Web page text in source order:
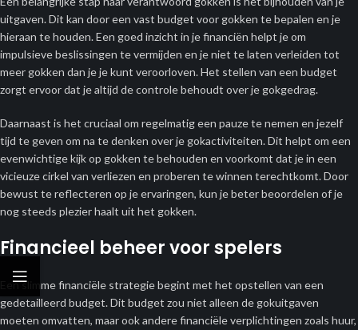
uitgaven. Dit kan door een vast budget voor gokken te bepalen en je
hieraan te houden. Een goed inzicht in je financiën helpt je om
impulsieve beslissingen te vermijden en je niet te laten verleiden tot
meer gokken dan je je kunt veroorloven. Het stellen van een budget
zorgt ervoor dat je altijd de controle behoudt over je gokgedrag.
Daarnaast is het cruciaal om regelmatig een pauze te nemen en jezelf
tijd te geven om na te denken over je gokactiviteiten. Dit helpt om een
evenwichtige kijk op gokken te behouden en voorkomt dat je in een
vicieuze cirkel van verliezen en proberen te winnen terechtkomt. Door
bewust te reflecteren op je ervaringen, kun je beter beoordelen of je
nog steeds plezier haalt uit het gokken.
Financieel beheer voor spelers
Een slimme financiële strategie begint met het opstellen van een
gedetailleerd budget. Dit budget zou niet alleen de gokuitgaven
moeten omvatten, maar ook andere financiële verplichtingen zoals huur,